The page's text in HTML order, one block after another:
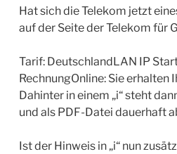
Hat sich die Telekom jetzt
auf der Seite der Telekom für
Tarif: DeutschlandLAN IP
RechnungOnline: Sie erhalten
Dahinter in einem „i“ steht
und als PDF-Datei dauerhaft
Ist der Hinweis in „i“ nun